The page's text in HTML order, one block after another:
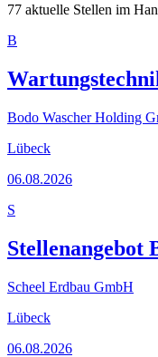
77 aktuelle Stellen im
B
Bodo Wascher Holding
Lübeck
06.08.2026
S
Stellenangebot
Scheel Erdbau GmbH
Lübeck
06.08.2026